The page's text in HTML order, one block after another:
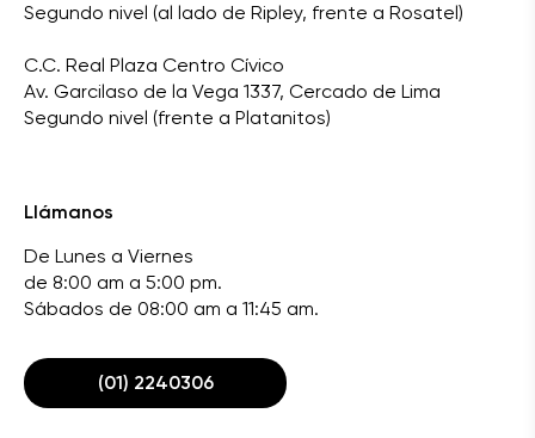
Segundo nivel (al lado de Ripley, frente a Rosatel)
C.C. Real Plaza Centro Cívico
Av. Garcilaso de la Vega 1337, Cercado de Lima
Segundo nivel (frente a Platanitos)
Llámanos
De Lunes a Viernes
de 8:00 am a 5:00 pm.
Sábados de 08:00 am a 11:45 am.
(01) 2240306